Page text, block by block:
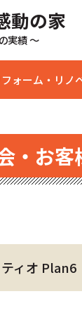
動の家
実績 ～
フォーム・リノ
・お客
ティオ Plan6